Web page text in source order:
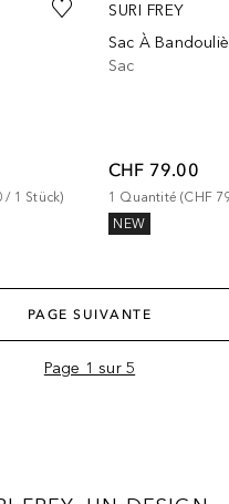
/ 1 Stück)
SURI FREY
Sac
CHF 79.00
1 Quantité (CHF
NEW
PAGE SUIVANTE
Page 1 sur 5